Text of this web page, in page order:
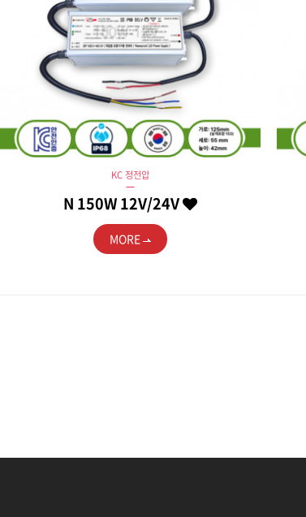
KC 정전압
N 150W 12V/24V
MORE